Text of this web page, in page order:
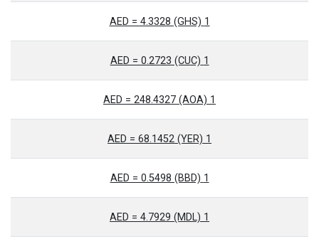
1 AED = 4.3328 (GHS)
1 AED = 0.2723 (CUC)
1 AED = 248.4327 (AOA)
1 AED = 68.1452 (YER)
1 AED = 0.5498 (BBD)
1 AED = 4.7929 (MDL)